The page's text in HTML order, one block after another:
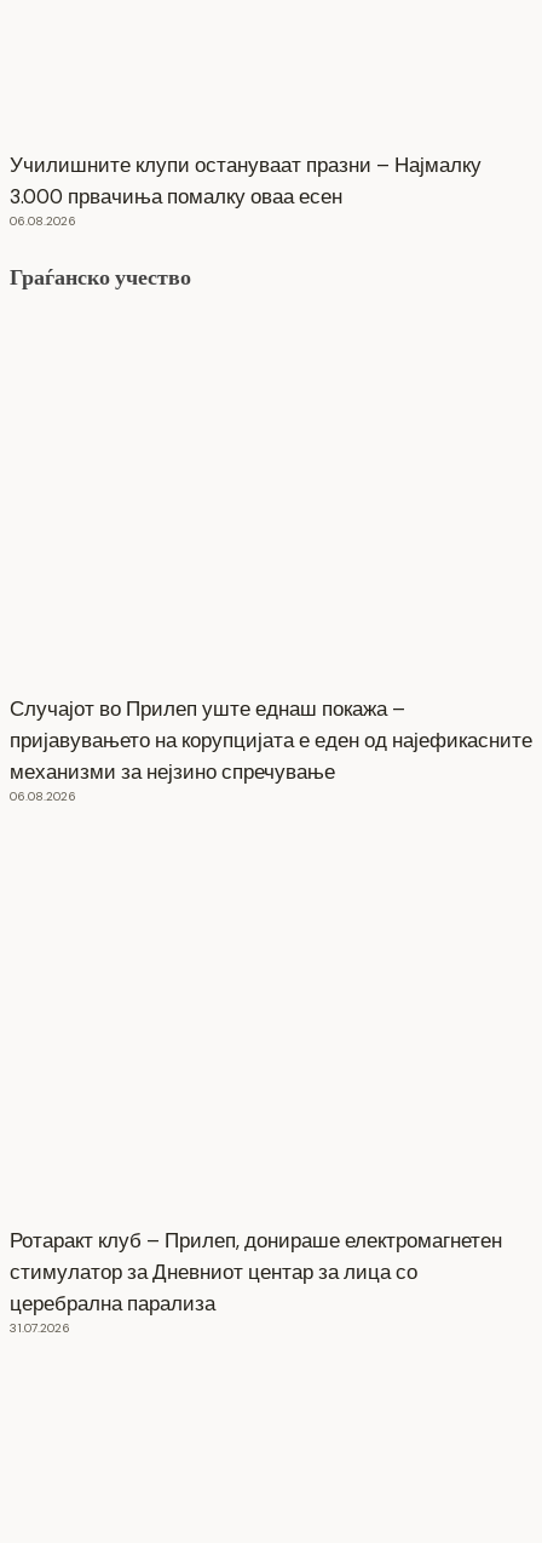
Училишните клупи остануваат празни – Најмалку
3.000 првачиња помалку оваа есен
06.08.2026
Граѓанско учество
Случајот во Прилеп уште еднаш покажа –
пријавувањето на корупцијата е еден од најефикасните
механизми за нејзино спречување
06.08.2026
Ротаракт клуб – Прилеп, донираше електромагнетен
стимулатор за Дневниот центар за лица со
церебрална парализа
31.07.2026